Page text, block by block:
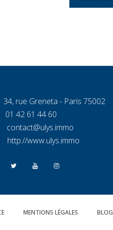
34, rue Greneta - Paris 75002
01 42 61 44 60
contact@ulys.immo
http://www.ulys.immo
MENTIONS LÉGALES BLOG